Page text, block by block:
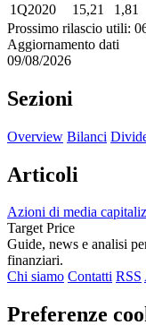
1Q2020
15,21
1,81
Prossimo rilascio utili:
Aggiornamento dati
09/08/2026
Sezioni
Overview Bilanci
Articoli
Azioni di media
Target Price
Guide, news e analisi
finanziari.
Chi siamo Contatti RSS
Preferenze